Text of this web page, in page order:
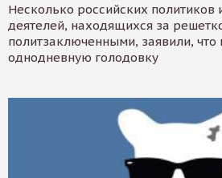
Несколько российских
деятелей, находящихся за
политзаключенными, заявили, что
однодневную голодовку